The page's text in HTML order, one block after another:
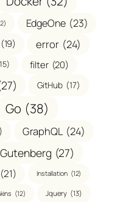
EdgeOne (23)
(19) error (24)
filter (20)
GitHub (17)
Go (38)
GraphQL (24)
Gutenberg (27)
(21) Installation (12)
(12) Jquery (13)